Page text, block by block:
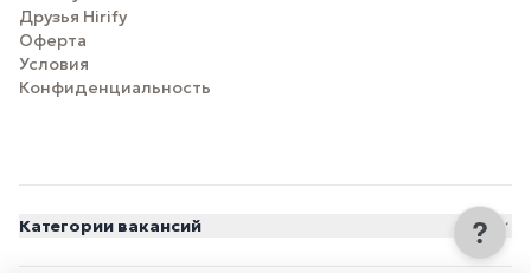
Друзья Hirify
Оферта
Условия
Конфиденциальность
Категории вакансий